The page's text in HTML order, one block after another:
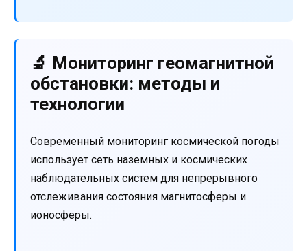
🔬 Мониторинг геомагнитной
обстановки: методы и
технологии
Современный мониторинг космической погоды
использует сеть наземных и космических
наблюдательных систем для непрерывного
отслеживания состояния магнитосферы и
ионосферы.